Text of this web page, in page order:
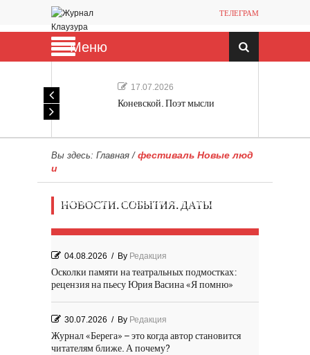
ТЕЛЕГРАМ
Меню
17.07.2026
Коневской. Поэт мысли
Вы здесь: Главная / фестиваль Новые люд
и
НОВОСТИ. СОБЫТИЯ. ДАТЫ
Мечта, не отдавайся! «Шведская
04.08.2026 / By Редакция
Осколки памяти на театральных подмостках:
рецензия на пьесу Юрия Васина «Я помню»
30.07.2026 / By Редакция
Журнал «Берега» – это когда автор становится
читателям ближе. А почему?